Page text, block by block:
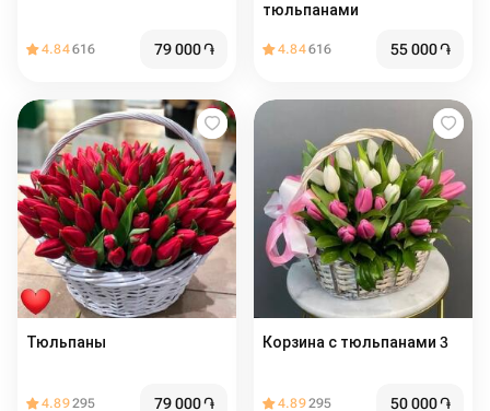
4.84616 79 000֏
тюльпанами
4.84616 55 000֏
Тюльпаны
4.89295 79 000֏
Корзина с тюльпанами 3
4.89295 50 000֏